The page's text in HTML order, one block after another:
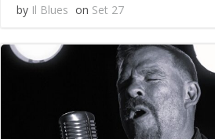
by Il Blues on Set 27